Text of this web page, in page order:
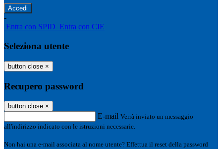
-
Entra con SPID Entra con CIE
Seleziona utente
button close ×
Recupero password
button close ×
E-mail Verrà inviato un messaggio
all'indirizzo indicato con le istruzioni necessarie.
Non hai una e-mail associata al nome utente? Effettua il reset della password